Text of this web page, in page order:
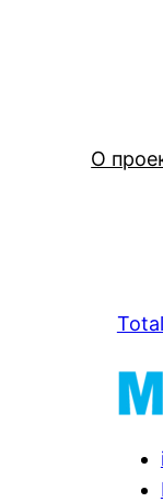
О